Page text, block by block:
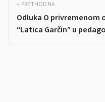
« PRETHODNA
Odluka O privremenom
“Latica Garčin” u